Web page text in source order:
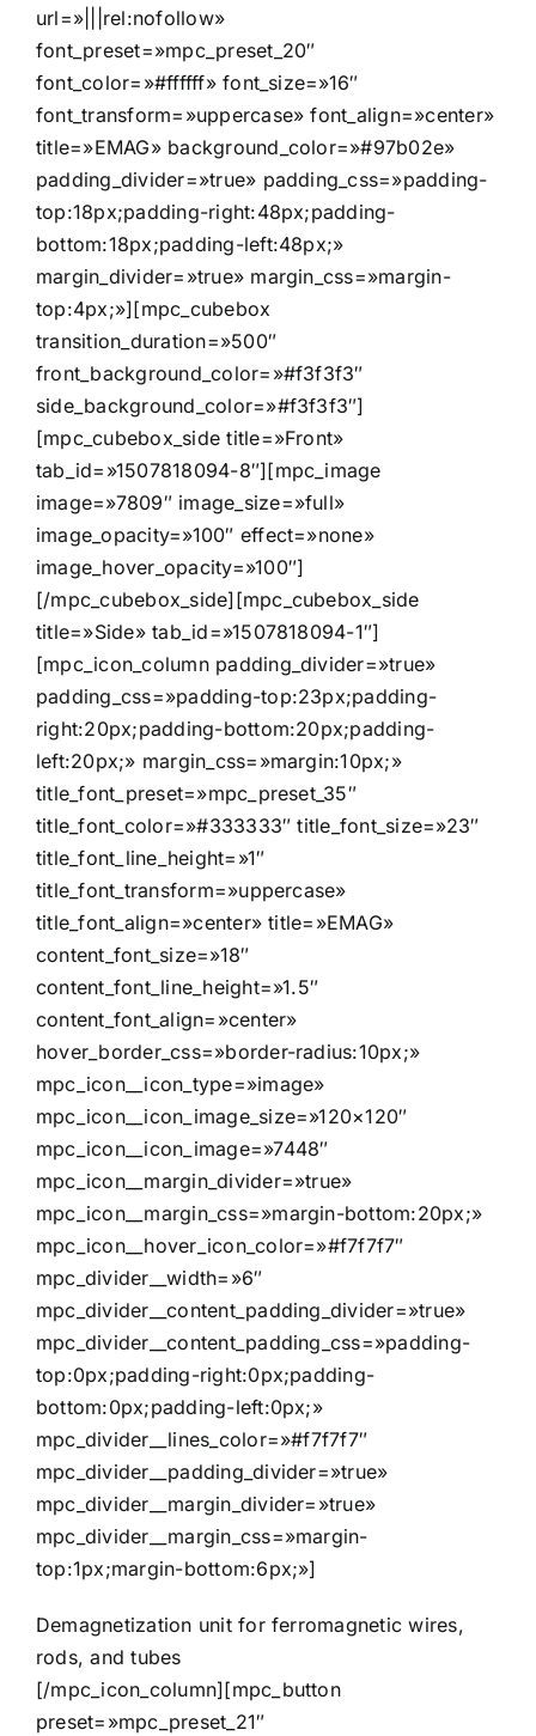
url=»|||rel:nofollow»
font_preset=»mpc_preset_20″
font_color=»#ffffff» font_size=»16″
font_transform=»uppercase» font_align=»center»
title=»EMAG» background_color=»#97b02e»
padding_divider=»true» padding_css=»padding-
top:18px;padding-right:48px;padding-
bottom:18px;padding-left:48px;»
margin_divider=»true» margin_css=»margin-
top:4px;»][mpc_cubebox
transition_duration=»500″
front_background_color=»#f3f3f3″
side_background_color=»#f3f3f3″]
[mpc_cubebox_side title=»Front»
tab_id=»1507818094-8″][mpc_image
image=»7809″ image_size=»full»
image_opacity=»100″ effect=»none»
image_hover_opacity=»100″]
[/mpc_cubebox_side][mpc_cubebox_side
title=»Side» tab_id=»1507818094-1″]
[mpc_icon_column padding_divider=»true»
padding_css=»padding-top:23px;padding-
right:20px;padding-bottom:20px;padding-
left:20px;» margin_css=»margin:10px;»
title_font_preset=»mpc_preset_35″
title_font_color=»#333333″ title_font_size=»23″
title_font_line_height=»1″
title_font_transform=»uppercase»
title_font_align=»center» title=»EMAG»
content_font_size=»18″
content_font_line_height=»1.5″
content_font_align=»center»
hover_border_css=»border-radius:10px;»
mpc_icon__icon_type=»image»
mpc_icon__icon_image_size=»120×120″
mpc_icon__icon_image=»7448″
mpc_icon__margin_divider=»true»
mpc_icon__margin_css=»margin-bottom:20px;»
mpc_icon__hover_icon_color=»#f7f7f7″
mpc_divider__width=»6″
mpc_divider__content_padding_divider=»true»
mpc_divider__content_padding_css=»padding-
top:0px;padding-right:0px;padding-
bottom:0px;padding-left:0px;»
mpc_divider__lines_color=»#f7f7f7″
mpc_divider__padding_divider=»true»
mpc_divider__margin_divider=»true»
mpc_divider__margin_css=»margin-
top:1px;margin-bottom:6px;»]
Demagnetization unit for ferromagnetic wires,
rods, and tubes
[/mpc_icon_column][mpc_button
preset=»mpc_preset_21″